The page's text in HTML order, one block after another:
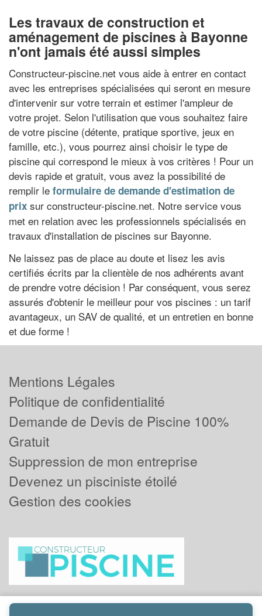
Les travaux de construction et
aménagement de piscines à Bayonne
n'ont jamais été aussi simples
Constructeur-piscine.net vous aide à entrer en contact
avec les entreprises spécialisées qui seront en mesure
d'intervenir sur votre terrain et estimer l'ampleur de
votre projet. Selon l'utilisation que vous souhaitez faire
de votre piscine (détente, pratique sportive, jeux en
famille, etc.), vous pourrez ainsi choisir le type de
piscine qui correspond le mieux à vos critères ! Pour un
devis rapide et gratuit, vous avez la possibilité de
remplir le formulaire de demande d'estimation de
prix sur constructeur-piscine.net. Notre service vous
met en relation avec les professionnels spécialisés en
travaux d'installation de piscines sur Bayonne.
Ne laissez pas de place au doute et lisez les avis
certifiés écrits par la clientèle de nos adhérents avant
de prendre votre décision ! Par conséquent, vous serez
assurés d'obtenir le meilleur pour vos piscines : un tarif
avantageux, un SAV de qualité, et un entretien en bonne
et due forme !
Mentions Légales
Politique de confidentialité
Demande de Devis de Piscine 100%
Gratuit
Suppression de mon entreprise
Devenez un pisciniste étoilé
Gestion des cookies